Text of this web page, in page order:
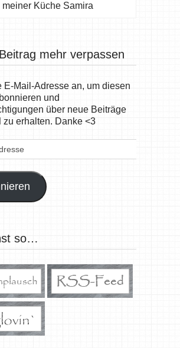
meiner Küche Samira
mehr verpassen
E-Mail-Adresse an, um diesen
und
über neue Beiträge
zu erhalten. Danke <3
so…